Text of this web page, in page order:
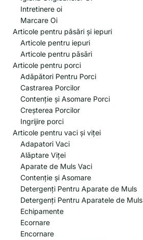
Intretinere oi
Marcare Oi
Articole pentru păsări și iepuri
Articole pentru iepuri
Articole pentru păsări
Articole pentru porci
Adăpători Pentru Porci
Castrarea Porcilor
Contenție și Asomare Porci
Creșterea Porcilor
Ingrijire porci
Articole pentru vaci și viței
Adapatori Vaci
Alăptare Viței
Aparate de Muls Vaci
Contenție și Asomare
Detergenți Pentru Aparate de Muls
Detergenți Pentru Aparatele de Muls
Echipamente
Ecornare
Encornare